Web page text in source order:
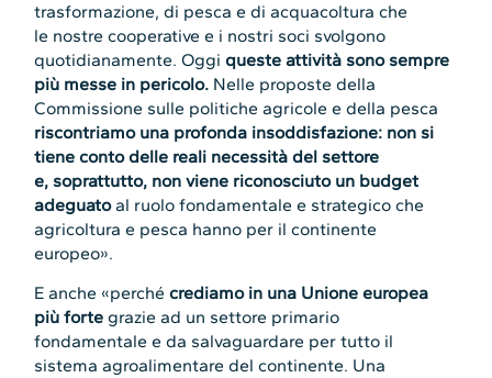
trasformazione, di pesca e di acquacoltura che
le nostre cooperative e i nostri soci svolgono
quotidianamente. Oggiqueste attività sono sempre
più messe in pericolo. Nelle proposte della
Commissione sulle politiche agricole e della pesca
riscontriamo una profonda insoddisfazione: non si
tiene conto delle reali necessità del settore
e, soprattutto, non viene riconosciuto un budget
adeguatoal ruolo fondamentale e strategico che
agricoltura e pesca hanno per il continente
europeo».
E anche «perchécrediamo in una Unione europea
più forte grazie ad un settore primario
fondamentale e da salvaguardare per tutto il
sistema agroalimentare del continente. Una